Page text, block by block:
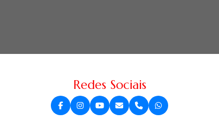
Redes Sociais